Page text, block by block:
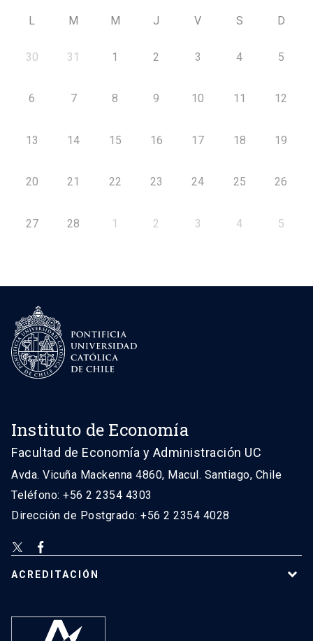
L M M J V S D
30 31 1 2 3 4 5
6 7 8 9 10 11 12
13 14 15 16 17 18 19
20 21 22 23 24 25 26
27 28 1 2 3 4 5
Instituto de Economía
Facultad de Economía y Administración UC
Avda. Vicuña Mackenna 4860, Macul. Santiago, Chile
Teléfono: +56 2 2354 4303
Dirección de Postgrado: +56 2 2354 4028
ACREDITACIÓN